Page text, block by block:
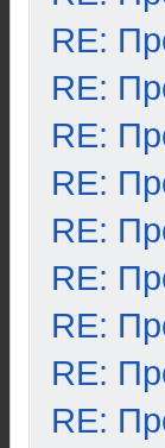
RE:
RE:
RE:
RE:
RE:
RE:
RE:
RE:
RE: